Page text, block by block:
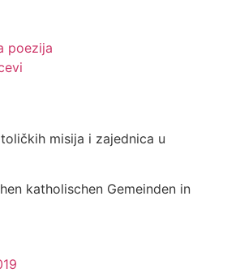
poezija
misija i zajednica u
katholischen Gemeinden in